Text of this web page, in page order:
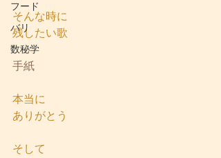
フード
バリ
数秘学
そんな時に
残したい歌
手紙
本当に
ありがとう
そして